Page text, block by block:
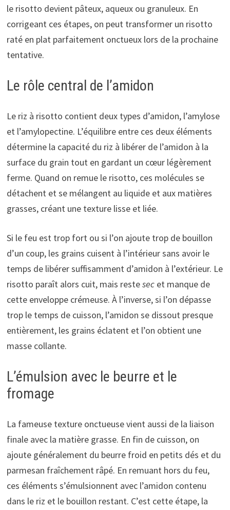
le risotto devient pâteux, aqueux ou granuleux. En
corrigeant ces étapes, on peut transformer un risotto
raté en plat parfaitement onctueux lors de la prochaine
tentative.
Le rôle central de l’amidon
Le riz à risotto contient deux types d’amidon, l’amylose
et l’amylopectine. L’équilibre entre ces deux éléments
détermine la capacité du riz à libérer de l’amidon à la
surface du grain tout en gardant un cœur légèrement
ferme. Quand on remue le risotto, ces molécules se
détachent et se mélangent au liquide et aux matières
grasses, créant une texture lisse et liée.
Si le feu est trop fort ou si l’on ajoute trop de bouillon
d’un coup, les grains cuisent à l’intérieur sans avoir le
temps de libérer suffisamment d’amidon à l’extérieur. Le
risotto paraît alors cuit, mais restesecet manque de
cette enveloppe crémeuse. À l’inverse, si l’on dépasse
trop le temps de cuisson, l’amidon se dissout presque
entièrement, les grains éclatent et l’on obtient une
masse collante.
L’émulsion avec le beurre et le
fromage
La fameuse texture onctueuse vient aussi de la liaison
finale avec la matière grasse. En fin de cuisson, on
ajoute généralement du beurre froid en petits dés et du
parmesan fraîchement râpé. En remuant hors du feu,
ces éléments s’émulsionnent avec l’amidon contenu
dans le riz et le bouillon restant. C’est cette étape, la